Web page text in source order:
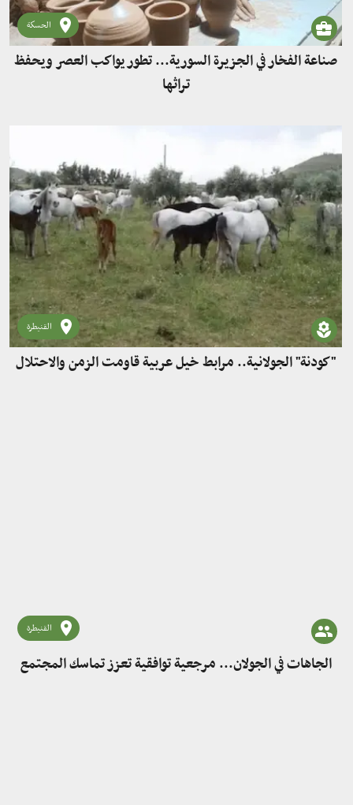
الحسكة
صناعة الفخار في الجزيرة السورية... تطور يواكب العصر ويحفظ
تراثها
القنيطرة
"كودنة" الجولانية.. مرابط خيل عربية قاومت الزمن والاحتلال
القنيطرة
الجاهات في الجولان... مرجعية توافقية تعزز تماسك المجتمع